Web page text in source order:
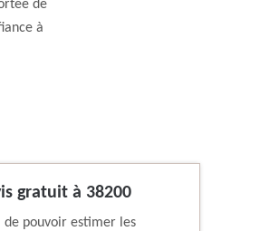
de
à
gratuit à 38200
de pouvoir estimer les